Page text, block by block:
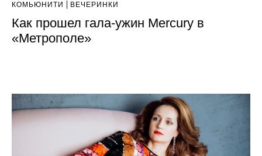
КОМЬЮНИТИ ВЕЧЕРИНКИ
Как прошел гала-ужин Mercury в
«Метрополе»